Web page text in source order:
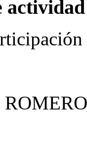
actividad